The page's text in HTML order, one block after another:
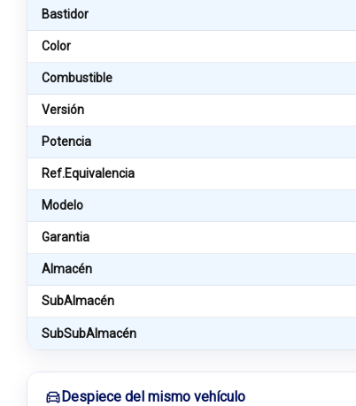
Bastidor
Color
Combustible
Versión
Potencia
Ref.Equivalencia
Modelo
Garantia
Almacén
SubAlmacén
SubSubAlmacén
Despiece del mismo vehículo